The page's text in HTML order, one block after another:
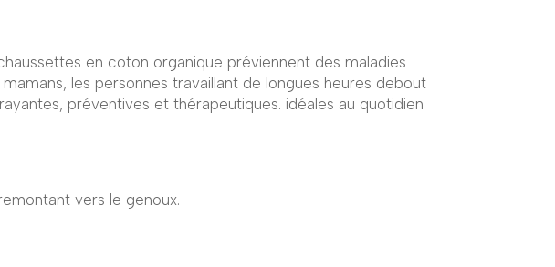
en coton organique préviennent des maladies
les personnes travaillant de longues heures debout
préventives et thérapeutiques. idéales au quotidien
vers le genoux.